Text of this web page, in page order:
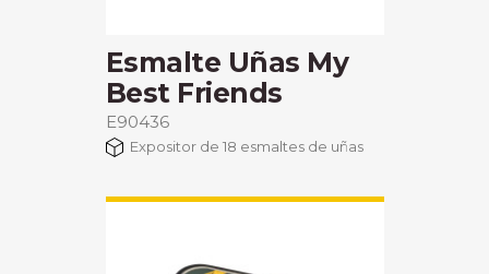
Esmalte Uñas My
Best Friends
E90436
Expositor de 18 esmaltes de uñas